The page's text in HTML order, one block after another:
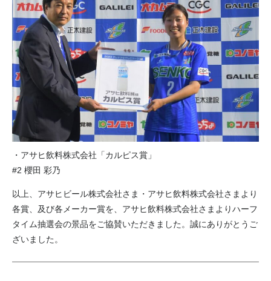
・アサヒ飲料株式会社「カルピス賞」
#2 櫻田 彩乃
以上、アサヒビール株式会社さま・アサヒ飲料株式会社さまより
各賞、及び各メーカー賞を、アサヒ飲料株式会社さまよりハーフ
タイム抽選会の景品をご協賛いただきました。誠にありがとうご
ざいました。